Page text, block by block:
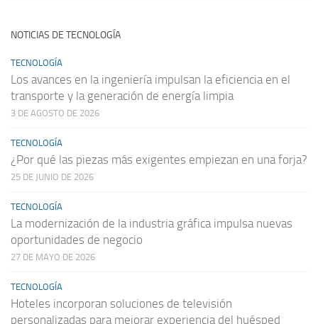
NOTICIAS DE TECNOLOGÍA
TECNOLOGÍA
Los avances en la ingeniería impulsan la eficiencia en el
transporte y la generación de energía limpia
3 DE AGOSTO DE 2026
TECNOLOGÍA
¿Por qué las piezas más exigentes empiezan en una forja?
25 DE JUNIO DE 2026
TECNOLOGÍA
La modernización de la industria gráfica impulsa nuevas
oportunidades de negocio
27 DE MAYO DE 2026
TECNOLOGÍA
Hoteles incorporan soluciones de televisión
personalizadas para mejorar experiencia del huésped